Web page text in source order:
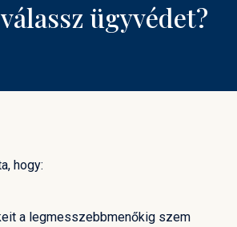
ügyvédet?
hogy:
a legmesszebbmenőkig szem